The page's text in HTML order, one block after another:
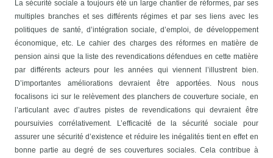
La sécurité sociale a toujours été un large chantier de réformes, par ses
multiples branches et ses différents régimes et par ses liens avec les
politiques de santé, d’intégration sociale, d’emploi, de développement
économique, etc. Le cahier des charges des réformes en matière de
pension ainsi que la liste des revendications défendues en cette matière
par différents acteurs pour les années qui viennent l’illustrent bien.
D’importantes améliorations devraient être apportées. Nous nous
focalisons ici sur le relèvement des planchers de couverture sociale, en
l’articulant avec d’autres pistes de revendications qui devraient être
poursuivies corrélativement. L’efficacité de la sécurité sociale pour
assurer une sécurité d’existence et réduire les inégalités tient en effet en
bonne partie au degré de ses couvertures sociales. Cela contribue à